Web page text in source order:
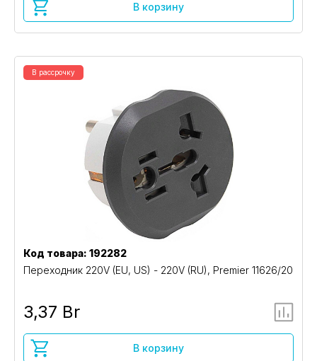
В корзину
В рассрочку
Код товара: 192282
Переходник 220V (EU, US) - 220V (RU), Premier 11626/20
3,37 Br
В корзину